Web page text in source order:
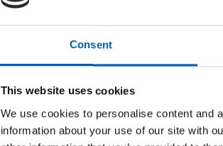
Consent
This website uses cookies
We use cookies to personalise content and
information about your use of our site with
PPP-dollar